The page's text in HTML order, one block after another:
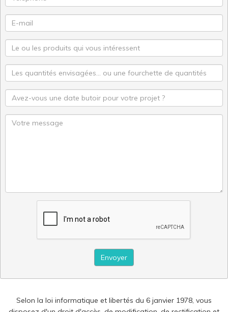
Envoyer
Selon la loi informatique et libertés du 6 janvier 1978, vous